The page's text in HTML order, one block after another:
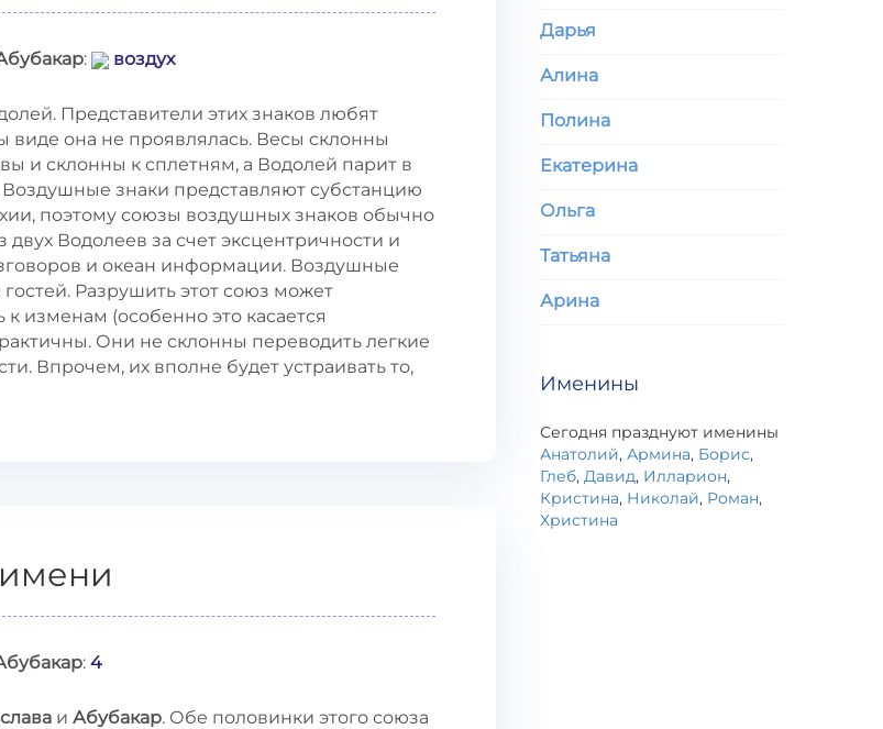
: воздух
Представители этих знаков любят
она не проявлялась. Весы склонны
и склонны к сплетням, а Водолей парит в
знаки представляют субстанцию
поэтому союзы воздушных знаков обычно
Водолеев за счет эксцентричности и
и океан информации. Воздушные
Разрушить этот союз может
изменам (особенно это касается
Они не склонны переводить легкие
Впрочем, их вполне будет устраивать то,
: 4
и Абубакар. Обе половинки этого союза
Дарья
Алина
Полина
Екатерина
Ольга
Татьяна
Арина
Именины
Сегодня празднуют именины
Анатолий, Армина, Борис,
Глеб, Давид, Илларион,
Кристина, Николай, Роман,
Христина